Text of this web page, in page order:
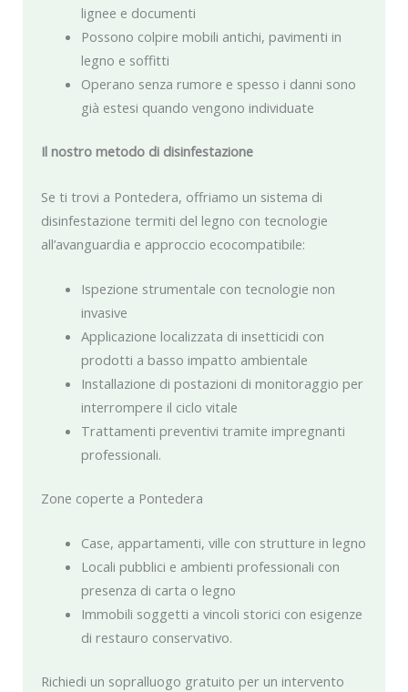
lignee e documenti
Possono colpire mobili antichi, pavimenti in
legno e soffitti
Operano senza rumore e spesso i danni sono
già estesi quando vengono individuate
Il nostro metodo di disinfestazione
Se ti trovi a Pontedera, offriamo un sistema di
disinfestazione termiti del legno con tecnologie
all’avanguardia e approccio ecocompatibile:
Ispezione strumentale con tecnologie non
invasive
Applicazione localizzata di insetticidi con
prodotti a basso impatto ambientale
Installazione di postazioni di monitoraggio per
interrompere il ciclo vitale
Trattamenti preventivi tramite impregnanti
professionali.
Zone coperte a Pontedera
Case, appartamenti, ville con strutture in legno
Locali pubblici e ambienti professionali con
presenza di carta o legno
Immobili soggetti a vincoli storici con esigenze
di restauro conservativo.
Richiedi un sopralluogo gratuito per un intervento